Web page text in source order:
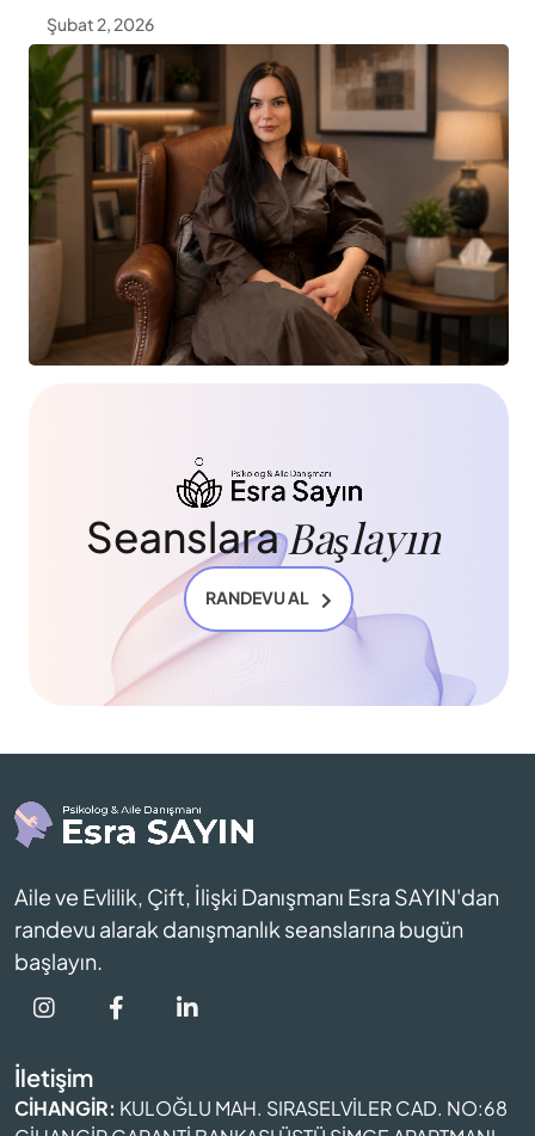
Şubat 2, 2026
Seanslara Başlayın
RANDEVU AL
Aile ve Evlilik, Çift, İlişki Danışmanı Esra SAYIN'dan
randevu alarak danışmanlık seanslarına bugün
başlayın.
İletişim
CİHANGİR: KULOĞLU MAH. SIRASELVİLER CAD. NO:68